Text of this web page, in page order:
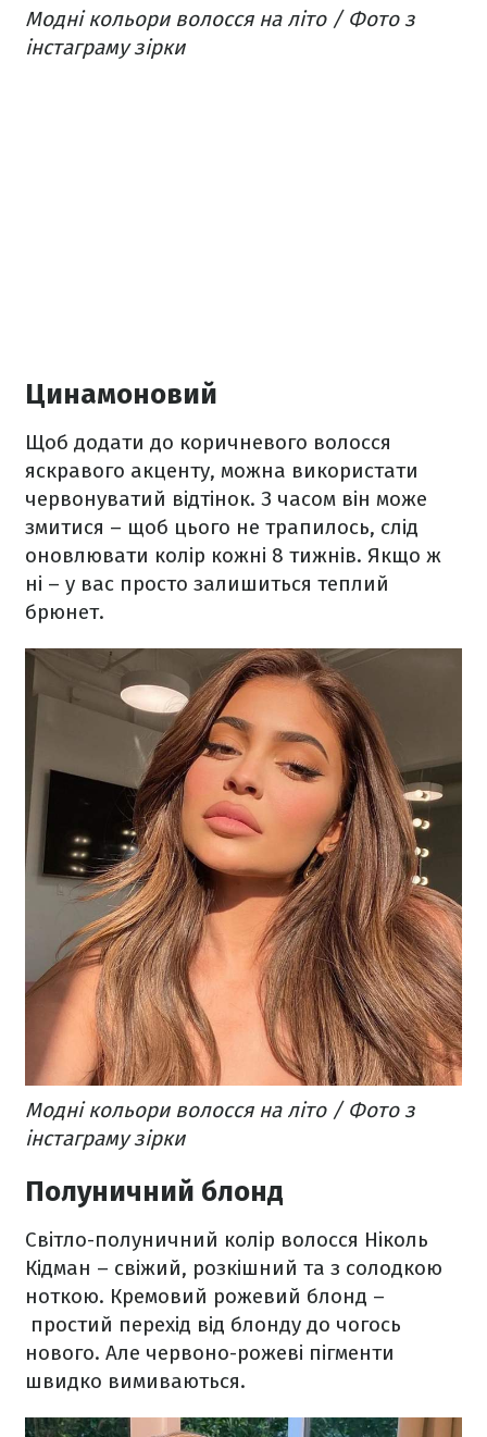
Модні кольори волосся на літо / Фото з
інстаграму зірки
Цинамоновий
Щоб додати до коричневого волосся
яскравого акценту, можна використати
червонуватий відтінок. З часом він може
змитися – щоб цього не трапилось, слід
оновлювати колір кожні 8 тижнів. Якщо ж
ні – у вас просто залишиться теплий
брюнет.
Модні кольори волосся на літо / Фото з
інстаграму зірки
Полуничний блонд
Світло-полуничний колір волосся Ніколь
Кідман – свіжий, розкішний та з солодкою
ноткою. Кремовий рожевий блонд –
простий перехід від блонду до чогось
нового. Але червоно-рожеві пігменти
швидко вимиваються.